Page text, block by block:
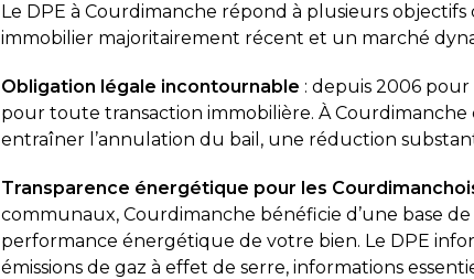
Le DPE à Courdimanche répond à plusieurs
immobilier majoritairement récent et un marché
Obligation légale incontournable : depuis 2006
pour toute transaction immobilière. À Courdimanche
entraîner l’annulation du bail, une réduction
Transparence énergétique pour les
communaux, Courdimanche bénéficie d’une base
performance énergétique de votre bien. Le DPE
émissions de gaz à effet de serre, informations